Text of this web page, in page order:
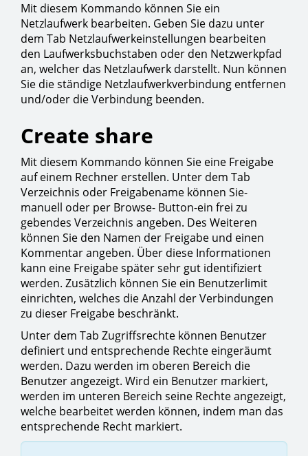
Mit diesem Kommando können Sie ein
Netzlaufwerk bearbeiten. Geben Sie dazu unter
dem Tab Netzlaufwerkeinstellungen bearbeiten
den Laufwerksbuchstaben oder den Netzwerkpfad
an, welcher das Netzlaufwerk darstellt. Nun können
Sie die ständige Netzlaufwerkverbindung entfernen
und/oder die Verbindung beenden.
Create share
Mit diesem Kommando können Sie eine Freigabe
auf einem Rechner erstellen. Unter dem Tab
Verzeichnis oder Freigabename können Sie-
manuell oder per Browse- Button-ein frei zu
gebendes Verzeichnis angeben. Des Weiteren
können Sie den Namen der Freigabe und einen
Kommentar angeben. Über diese Informationen
kann eine Freigabe später sehr gut identifiziert
werden. Zusätzlich können Sie ein Benutzerlimit
einrichten, welches die Anzahl der Verbindungen
zu dieser Freigabe beschränkt.
Unter dem Tab Zugriffsrechte können Benutzer
definiert und entsprechende Rechte eingeräumt
werden. Dazu werden im oberen Bereich die
Benutzer angezeigt. Wird ein Benutzer markiert,
werden im unteren Bereich seine Rechte angezeigt,
welche bearbeitet werden können, indem man das
entsprechende Recht markiert.